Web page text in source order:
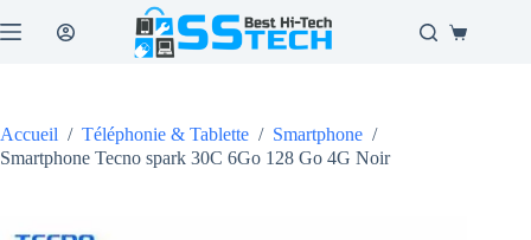
au
Panier
Accueil / Téléphonie & Tablette / Smartphone /
Smartphone Tecno spark 30C 6Go 128 Go 4G Noir